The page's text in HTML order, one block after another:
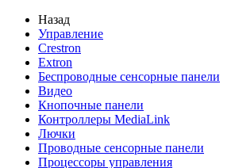
Назад
Управление
Crestron
Extron
Беспроводные сенсорные панели
Видео
Кнопочные панели
Контроллеры MediaLink
Лючки
Проводные сенсорные панели
Процессоры управления